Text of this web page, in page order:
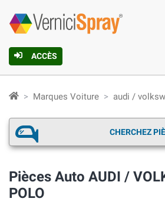
ACCÈS
Marques Voiture audi /
CHERCHEZ
Pièces Auto AUDI /
POLO